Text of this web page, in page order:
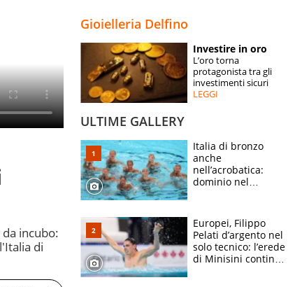
ESPERTI
CONTATTI
incubo:
di
Gioielleria Delfino
Investire in oro
L’oro torna
protagonista tra gli
investimenti sicuri
LEGGI
ULTIME GALLERY
Italia di bronzo
anche
nell’acrobatica:
dominio nel
e compagni
continuare
Europei, Filippo
Pelati d’argento nel
solo tecnico: l’erede
di Minisini continua